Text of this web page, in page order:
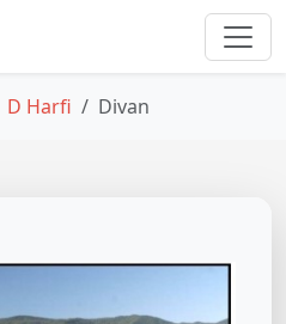
D Harfi Divan